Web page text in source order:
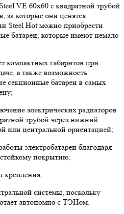
VE 60х60 с квадратной трубой
за которые они ценятся
Steel Hot можно приобрести
батареи, которые имеют немало
компактных габаритов при
а также возможность
секционные батареи в самых
электрических радиаторов
трубой через нижний
или центральной ориентацией;
электробатареи благодаря
покрытию;
крепления;
системы, поскольку
автономно с ТЭНом.